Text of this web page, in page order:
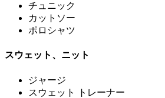
チュニック
カットソー
ポロシャツ
スウェット、ニット
ジャージ
スウェット トレーナー